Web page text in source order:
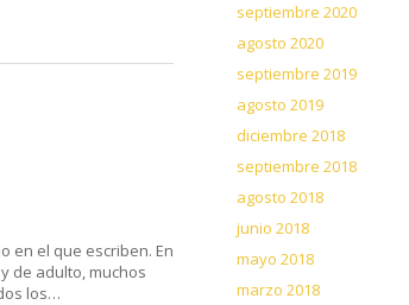
en el que escriben. En
de adulto, muchos
los…
septiembre 2020
agosto 2020
septiembre 2019
agosto 2019
diciembre 2018
septiembre 2018
agosto 2018
junio 2018
mayo 2018
marzo 2018